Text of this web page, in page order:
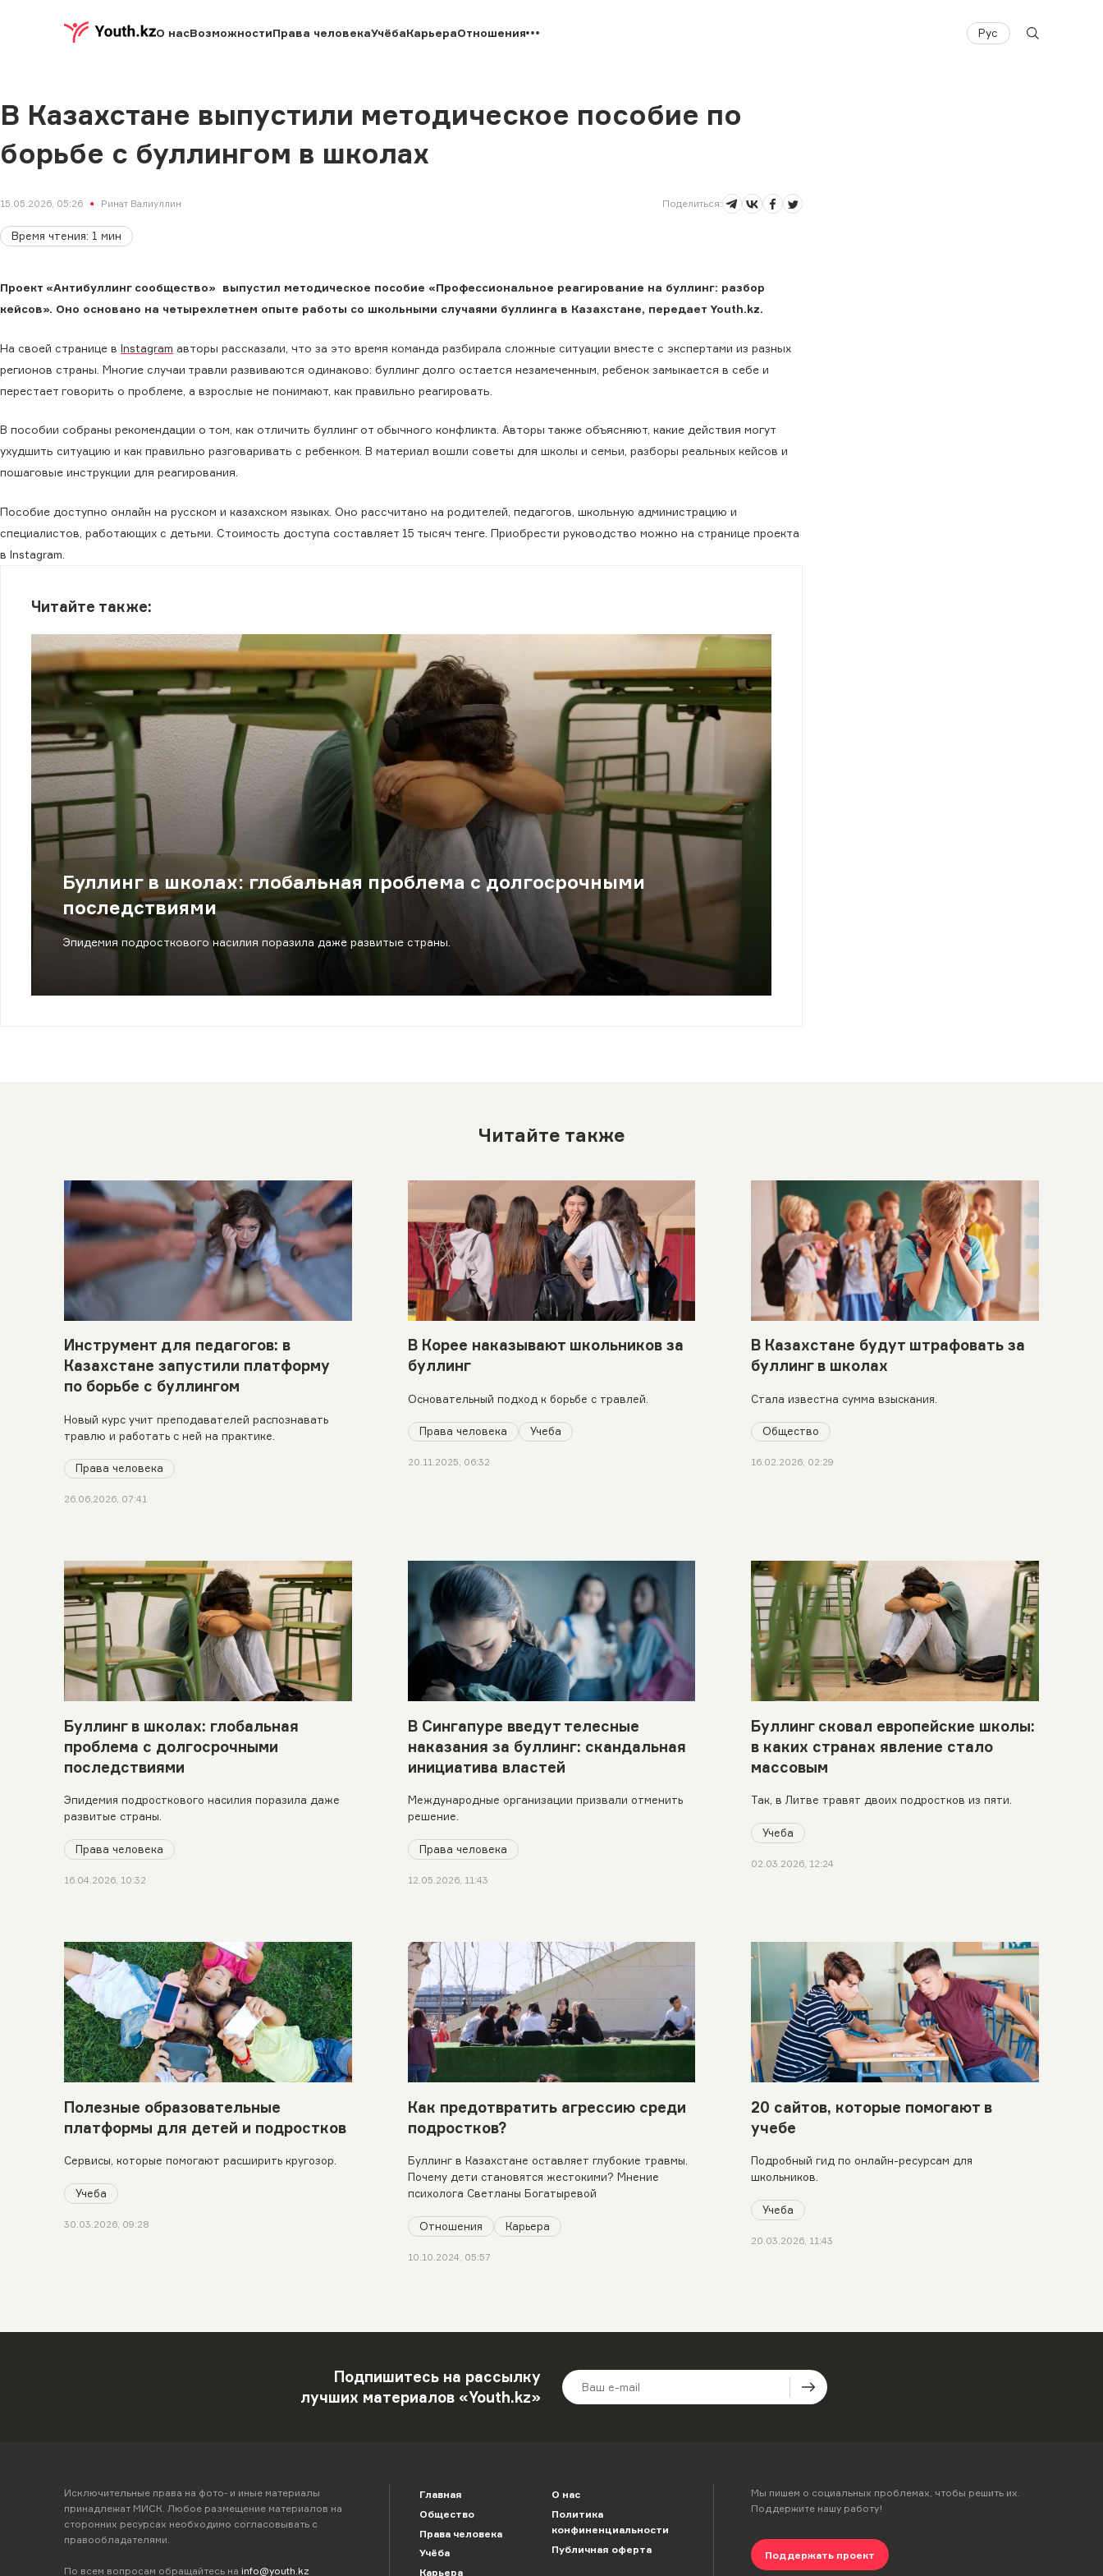
О насВозможностиПрава человекаУчёбаКарьераОтношения Рус
В Казахстане выпустили методическое пособие по
борьбе с буллингом в школах
15.05.2026, 05:26 Ринат Валиуллин Поделиться:
Время чтения: 1 мин
Проект «Антибуллинг сообщество» выпустил методическое пособие «Профессиональное реагирование на буллинг: разбор
кейсов». Оно основано на четырехлетнем опыте работы со школьными случаями буллинга в Казахстане, передает Youth.kz.
На своей странице в Instagram авторы рассказали, что за это время команда разбирала сложные ситуации вместе с экспертами из разных
регионов страны. Многие случаи травли развиваются одинаково: буллинг долго остается незамеченным, ребенок замыкается в себе и
перестает говорить о проблеме, а взрослые не понимают, как правильно реагировать.
В пособии собраны рекомендации о том, как отличить буллинг от обычного конфликта. Авторы также объясняют, какие действия могут
ухудшить ситуацию и как правильно разговаривать с ребенком. В материал вошли советы для школы и семьи, разборы реальных кейсов и
пошаговые инструкции для реагирования.
Пособие доступно онлайн на русском и казахском языках. Оно рассчитано на родителей, педагогов, школьную администрацию и
специалистов, работающих с детьми. Стоимость доступа составляет 15 тысяч тенге. Приобрести руководство можно на странице проекта
в Instagram.
Читайте также:
Буллинг в школах: глобальная проблема с долгосрочными
последствиями
Эпидемия подросткового насилия поразила даже развитые страны.
Читайте также
Инструмент для педагогов: в
Казахстане запустили платформу
по борьбе с буллингом
Новый курс учит преподавателей распознавать
травлю и работать с ней на практике.
Права человека
26.06.2026, 07:41
В Корее наказывают школьников за
буллинг
Основательный подход к борьбе с травлей.
Права человека Учеба
20.11.2025, 06:32
В Казахстане будут штрафовать за
буллинг в школах
Стала известна сумма взыскания.
Общество
16.02.2026, 02:29
Буллинг в школах: глобальная
проблема с долгосрочными
последствиями
Эпидемия подросткового насилия поразила даже
развитые страны.
Права человека
16.04.2026, 10:32
В Сингапуре введут телесные
наказания за буллинг: скандальная
инициатива властей
Международные организации призвали отменить
решение.
Права человека
12.05.2026, 11:43
Буллинг сковал европейские школы:
в каких странах явление стало
массовым
Так, в Литве травят двоих подростков из пяти.
Учеба
02.03.2026, 12:24
Полезные образовательные
платформы для детей и подростков
Сервисы, которые помогают расширить кругозор.
Учеба
30.03.2026, 09:28
Как предотвратить агрессию среди
подростков?
Буллинг в Казахстане оставляет глубокие травмы.
Почему дети становятся жестокими? Мнение
психолога Светланы Богатыревой
Отношения Карьера
10.10.2024, 05:57
20 сайтов, которые помогают в
учебе
Подробный гид по онлайн-ресурсам для
школьников.
Учеба
20.03.2026, 11:43
Подпишитесь на рассылку
лучших материалов «Youth.kz»
Исключительные права на фото- и иные материалы
принадлежат МИСК. Любое размещение материалов на
сторонних ресурсах необходимо согласовывать с
правообладателями.
По всем вопросам обращайтесь на info@youth.kz
Главная
Общество
Права человека
Учёба
Карьера
О нас
Политика
конфиненциальности
Публичная оферта
Мы пишем о социальных проблемах, чтобы решить их.
Поддержите нашу работу!
Поддержать проект